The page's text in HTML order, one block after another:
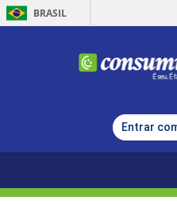
BRASIL
Entrar